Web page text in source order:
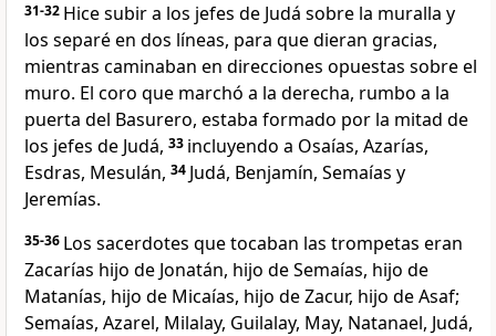
31-32 Hice subir a los jefes de Judá sobre la muralla y
los separé en dos líneas, para que dieran gracias,
mientras caminaban en direcciones opuestas sobre el
muro. El coro que marchó a la derecha, rumbo a la
puerta del Basurero, estaba formado por la mitad de
los jefes de Judá, 33 incluyendo a Osaías, Azarías,
Esdras, Mesulán, 34 Judá, Benjamín, Semaías y
Jeremías.
35-36 Los sacerdotes que tocaban las trompetas eran
Zacarías hijo de Jonatán, hijo de Semaías, hijo de
Matanías, hijo de Micaías, hijo de Zacur, hijo de Asaf;
Semaías, Azarel, Milalay, Guilalay, May, Natanael, Judá,